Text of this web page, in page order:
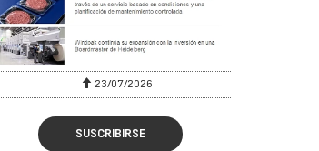
23/07/2026
SUSCRIBIRSE